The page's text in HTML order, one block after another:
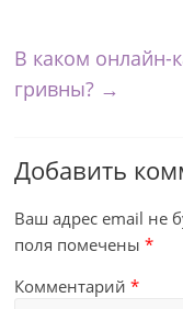
В каком онлайн-
гривны? →
Добавить
Ваш адрес email не
поля помечены*
Комментарий*